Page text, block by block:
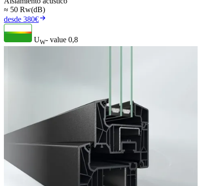
≈ 50 Rw(dB)
desde 380€
UW- value 0,8